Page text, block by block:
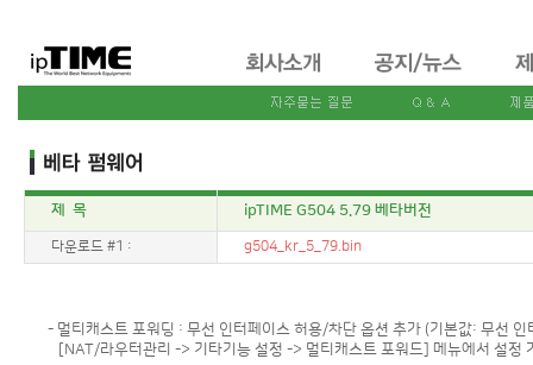
제 목 ipTIME G504 5.79 베타버전
다운로드 #1 : g504_kr_5_79.bin
- 멀티캐스트 포워딩 : 무선 인터페이스 허용/차단 옵션 추가 (기본값: 무선 인
[NAT/라우터관리 -> 기타기능 설정 -> 멀티캐스트 포워드] 메뉴에서 설정